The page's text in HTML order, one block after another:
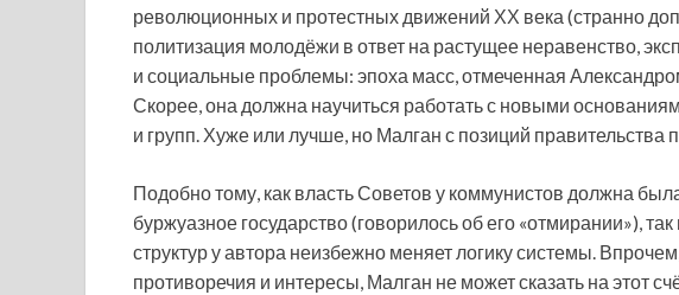
революционных и протестных движений ХХ века (странно
политизация молодёжи в ответ на растущее неравенство,
и социальные проблемы: эпоха масс, отмеченная
Скорее, она должна научиться работать с новыми
и групп. Хуже или лучше, но Малган с позиций правительства
Подобно тому, как власть Советов у коммунистов должна
буржуазное государство (говорилось об его «отмирании»),
структур у автора неизбежно меняет логику системы.
противоречия и интересы, Малган не может сказать на этот